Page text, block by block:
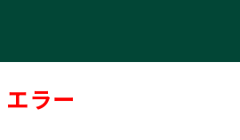
エラー